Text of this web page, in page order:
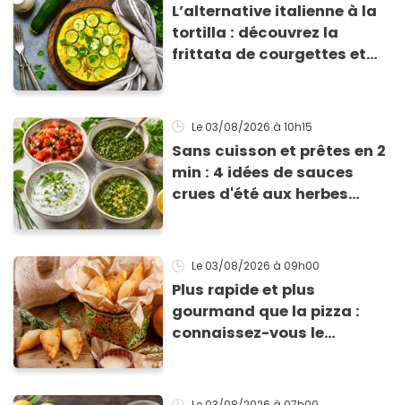
L’alternative italienne à la
tortilla : découvrez la
frittata de courgettes et
Le 03/08/2026 à 10h15
Sans cuisson et prêtes en 2
min : 4 idées de sauces
crues d'été aux herbes
salades
Le 03/08/2026 à 09h00
Plus rapide et plus
gourmand que la pizza :
connaissez-vous le
à refaire à la maison)